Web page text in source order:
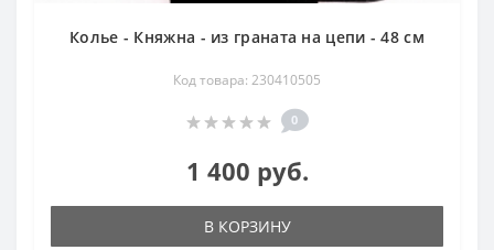
Колье - Княжна - из граната на цепи - 48 см
Код товара: 230410505
0
1 400 руб.
В КОРЗИНУ